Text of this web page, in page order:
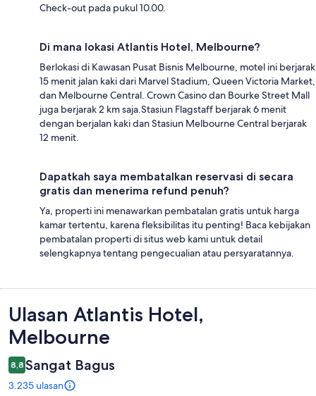
Check-out pada pukul 10.00.
Di mana lokasi Atlantis Hotel, Melbourne?
Berlokasi di Kawasan Pusat Bisnis Melbourne, motel ini berjarak
15 menit jalan kaki dari Marvel Stadium, Queen Victoria Market,
dan Melbourne Central. Crown Casino dan Bourke Street Mall
juga berjarak 2 km saja.Stasiun Flagstaff berjarak 6 menit
dengan berjalan kaki dan Stasiun Melbourne Central berjarak
12 menit.
Dapatkah saya membatalkan reservasi di secara
gratis dan menerima refund penuh?
Ya, properti ini menawarkan pembatalan gratis untuk harga
kamar tertentu, karena fleksibilitas itu penting! Baca kebijakan
pembatalan properti di situs web kami untuk detail
selengkapnya tentang pengecualian atau persyaratannya.
Ulasan
Ulasan Atlantis Hotel,
Melbourne
8,8 Sangat Bagus
3.235 ulasan